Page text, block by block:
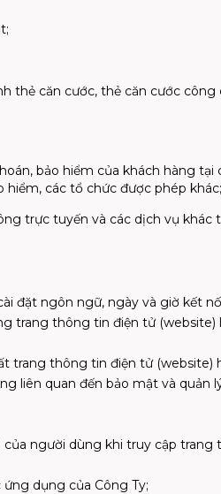
thẻ căn cước, thẻ căn cước
bảo hiểm của khách hàng tại
các tổ chức được phép khác;
trực tuyến và các dịch vụ khác
đặt ngôn ngữ, ngày và giờ kết
trang thông tin điện tử (website)
trang thông tin điện tử (website)
liên quan đến bảo mật và quản
người dùng khi truy cập trang
dụng của Công Ty;